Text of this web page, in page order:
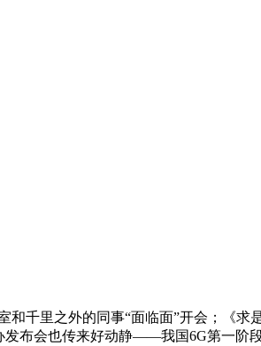
里之外的同事“面临面”开会；《求
布会也传来好动静——我国6G第一阶